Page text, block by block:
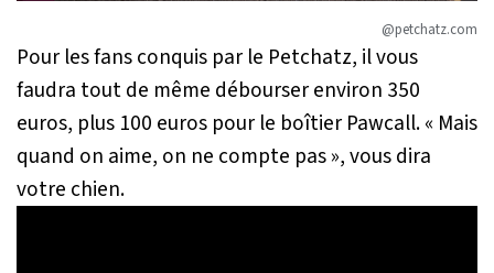
@petchatz.com
Pour les fans conquis par le Petchatz, il vous
faudra tout de même débourser environ 350
euros, plus 100 euros pour le boîtier Pawcall. « Mais
quand on aime, on ne compte pas», vous dira
votre chien.